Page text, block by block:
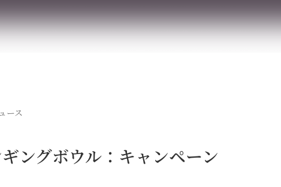
グボウル：キャンペ
ーン
ース
ングボウル：キャンペーン